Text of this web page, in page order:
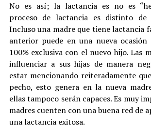
No es así; la lactancia es no es
proceso de lactancia es distinto de
Incluso una madre que tiene lactancia
anterior puede en una nueva
100% exclusiva con el nuevo hijo. Las
influenciar a sus hijas de manera
estar mencionando reiteradamente
pecho, esto genera en la nueva
ellas tampoco serán capaces. Es muy
madres cuenten con una buena red de
una lactancia exitosa.